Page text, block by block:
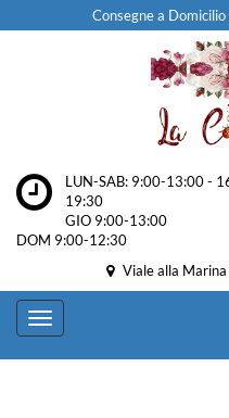
Consegne a
LUN-SAB: 9:00-13:00 -
19:30
GIO 9:00-13:00
DOM 9:00-12:30
Viale alla